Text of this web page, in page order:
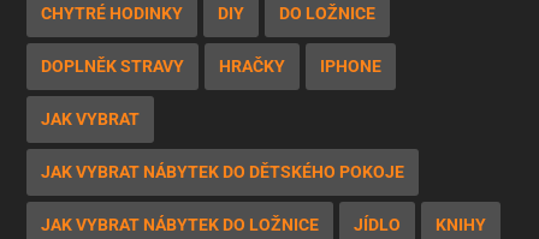
CHYTRÉ HODINKY DIY DO LOŽNICE
DOPLNĚK STRAVY HRAČKY IPHONE
JAK VYBRAT
JAK VYBRAT NÁBYTEK DO DĚTSKÉHO POKOJE
JAK VYBRAT NÁBYTEK DO LOŽNICE JÍDLO KNIHY